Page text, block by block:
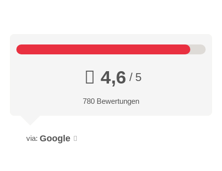
4,6 / 5
780 Bewertungen
via: Google